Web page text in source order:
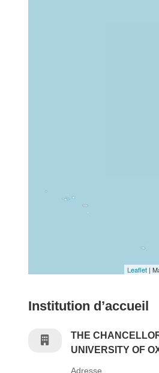
Leaflet |
Institution d’accueil
THE
UNIVERSITY OF
Adresse